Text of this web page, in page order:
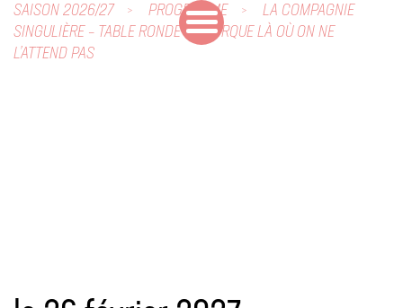
SAISON 2026/27 PROGRAMME
LA COMPAGNIE
SINGULIÈRE – TABLE RONDE : LE CIRQUE LÀ OÙ ON NE
L’ATTEND PAS